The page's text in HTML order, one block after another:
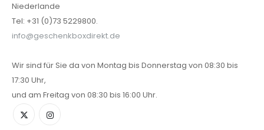
Niederlande
Tel: +31 (0)73 5229800.
info@geschenkboxdirekt.de
Wir sind für Sie da von Montag bis Donnerstag von 08:30 bis
17:30 Uhr,
und am Freitag von 08:30 bis 16:00 Uhr.